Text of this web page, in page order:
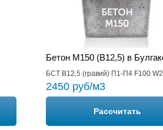
Бетон М150 (B12,5) в
БСТ В12,5 (гравий) П1-П4 F100 W2
2450 руб/м3
Рассчитать